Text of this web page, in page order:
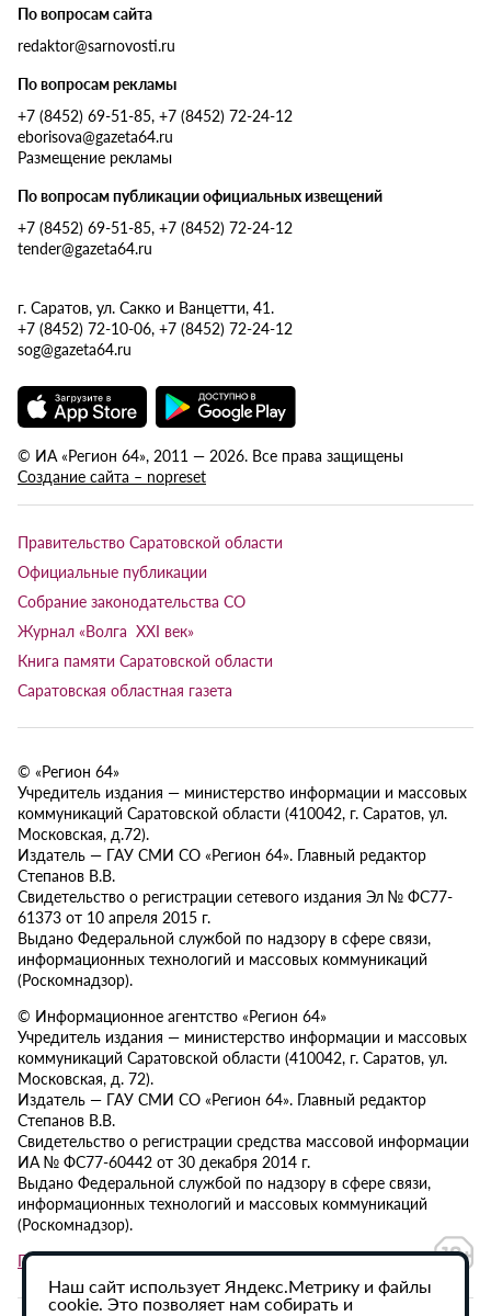
По вопросам сайта
redaktor@sarnovosti.ru
По вопросам рекламы
+7 (8452) 69-51-85, +7 (8452) 72-24-12
eborisova@gazeta64.ru
Размещение рекламы
По вопросам публикации официальных извещений
+7 (8452) 69-51-85, +7 (8452) 72-24-12
tender@gazeta64.ru
г. Саратов, ул. Сакко и Ванцетти, 41.
+7 (8452) 72-10-06, +7 (8452) 72-24-12
sog@gazeta64.ru
© ИА «Регион 64», 2011 — 2026. Все права защищены
Создание сайта – nopreset
Правительство Саратовской области
Официальные публикации
Собрание законодательства СО
Журнал «Волга XXI век»
Книга памяти Саратовской области
Саратовская областная газета
© «Регион 64»
Учредитель издания — министерство информации и массовых
коммуникаций Саратовской области (410042, г. Саратов, ул.
Московская, д.72).
Издатель — ГАУ СМИ СО «Регион 64». Главный редактор
Степанов В.В.
Свидетельство о регистрации сетевого издания Эл № ФС77-
61373 от 10 апреля 2015 г.
Выдано Федеральной службой по надзору в сфере связи,
информационных технологий и массовых коммуникаций
(Роскомнадзор).
© Информационное агентство «Регион 64»
Учредитель издания — министерство информации и массовых
коммуникаций Саратовской области (410042, г. Саратов, ул.
Московская, д. 72).
Издатель — ГАУ СМИ СО «Регион 64». Главный редактор
Степанов В.В.
Свидетельство о регистрации средства массовой информации
ИА № ФС77-60442 от 30 декабря 2014 г.
Выдано Федеральной службой по надзору в сфере связи,
информационных технологий и массовых коммуникаций
(Роскомнадзор).
Политика в отношении обработки персональных данных
Наш сайт использует Яндекс.Метрику и файлы
cookie. Это позволяет нам собирать и